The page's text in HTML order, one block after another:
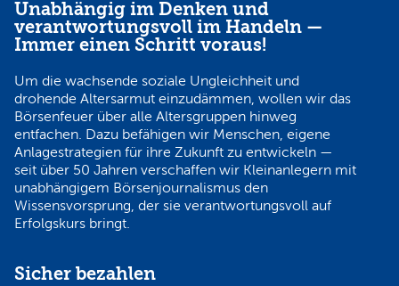
Unabhängig im Denken und
verantwortungsvoll im Handeln —
Immer einen Schritt voraus!
Um die wachsende soziale Ungleichheit und
drohende Altersarmut einzudämmen, wollen wir das
Börsenfeuer über alle Altersgruppen hinweg
entfachen. Dazu befähigen wir Menschen, eigene
Anlagestrategien für ihre Zukunft zu entwickeln —
seit über 50 Jahren verschaffen wir Kleinanlegern mit
unabhängigem Börsenjournalismus den
Wissensvorsprung, der sie verantwortungsvoll auf
Erfolgskurs bringt.
Sicher bezahlen